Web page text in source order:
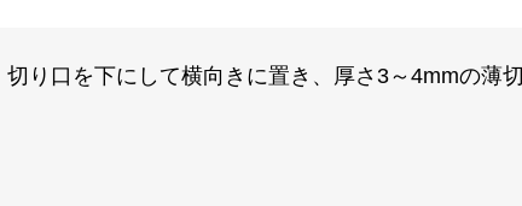
り口を下にして横向きに置き、厚さ3～4mmの薄